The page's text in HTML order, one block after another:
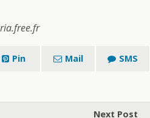
Pin Mail SMS
Next Post